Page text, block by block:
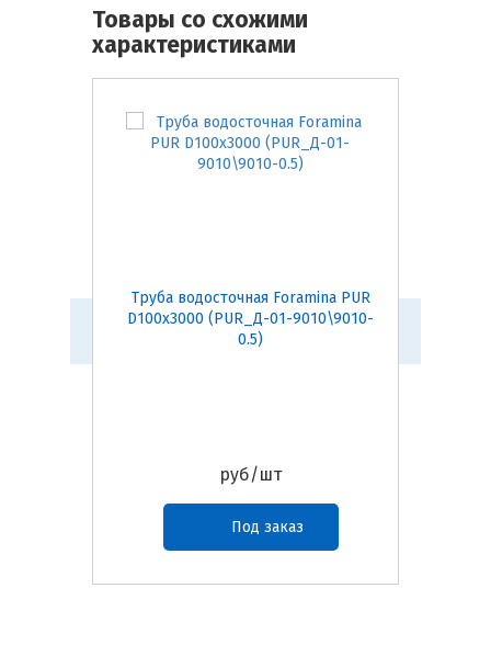
Товары со схожими
характеристиками
Труба водосточная Foramina PUR
D100х3000 (PUR_Д-01-9010\9010-
0.5)
руб/шт
Под заказ